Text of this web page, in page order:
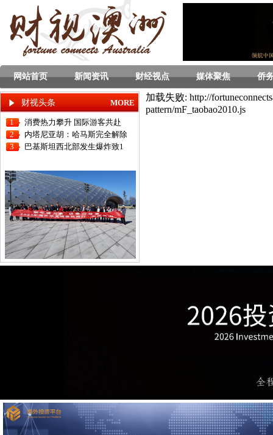
网站首页 新闻资讯 财经视点 媒体聚焦 侨
财视头条 MORE
1
消费热力攀升 国际游客共赴
2
内塔尼亚胡：哈马斯完全解除
3
巴基斯坦西北部发生爆炸致1
加载失败: http://
pattern/mF_taobao2010.js